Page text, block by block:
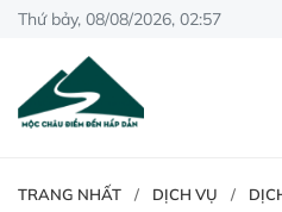
Thứ bảy, 08/08/2026, 02:57
TRANG NHẤT DỊCH VỤ